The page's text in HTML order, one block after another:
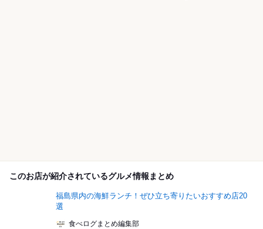
このお店が紹介されているグルメ情報まとめ
福島県内の海鮮ランチ！ぜひ立ち寄りたいおすすめ店20
選
食べログまとめ編集部